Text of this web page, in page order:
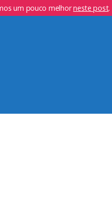
um pouco melhorneste post.